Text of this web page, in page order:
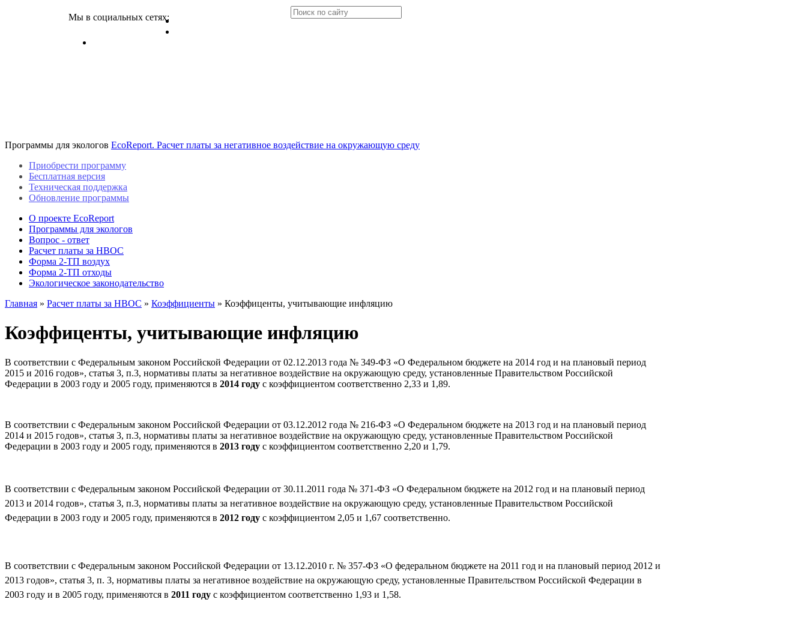
Мы в социальных сетях:
Программы для экологов EcoReport. Расчет платы за негативное воздействие на окружающую среду
Приобрести программу
Бесплатная версия
Техническая поддержка
Обновление программы
О проекте EcoReport
Программы для экологов
Вопрос - ответ
Расчет платы за НВОС
Форма 2-ТП воздух
Форма 2-ТП отходы
Экологическое законодательство
Главная » Расчет платы за НВОС » Коэффициенты » Коэффиценты, учитывающие инфляцию
Коэффиценты, учитывающие инфляцию
В соответствии c Федеральным законом Российской Федерации от 02.12.2013 года № 349-ФЗ «О Федеральном бюджете на 2014 год и на плановый период
2015 и 2016 годов», статья 3, п.3, нормативы платы за негативное воздействие на окружающую среду, установленные Правительством Российской
Федерации в 2003 году и 2005 году, применяются в 2014 году с коэффициентом соответственно 2,33 и 1,89.
В соответствии c Федеральным законом Российской Федерации от 03.12.2012 года № 216-ФЗ «О Федеральном бюджете на 2013 год и на плановый период
2014 и 2015 годов», статья 3, п.3, нормативы платы за негативное воздействие на окружающую среду, установленные Правительством Российской
Федерации в 2003 году и 2005 году, применяются в 2013 году с коэффициентом соответственно 2,20 и 1,79.
В соответствии c Федеральным законом Российской Федерации от 30.11.2011 года № 371-ФЗ «О Федеральном бюджете на 2012 год и на плановый период
2013 и 2014 годов», статья 3, п.3, нормативы платы за негативное воздействие на окружающую среду, установленные Правительством Российской
Федерации в 2003 году и 2005 году, применяются в 2012 году с коэффициентом 2,05 и 1,67 соответственно.
В соответствии с Федеральным законом Российской Федерации от 13.12.2010 г. № 357-ФЗ «О федеральном бюджете на 2011 год и на плановый период 2012 и
2013 годов», статья 3, п. 3, нормативы платы за негативное воздействие на окружающую среду, установленные Правительством Российской Федерации в
2003 году и в 2005 году, применяются в 2011 году с коэффициентом соответственно 1,93 и 1,58.